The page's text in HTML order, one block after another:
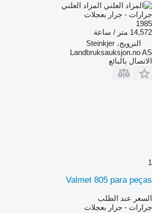
المزاد العلني
جرارات - جرار بعجلات
1985
14,572 متر / ساعة
النرويج، Steinkjer
Landbruksauksjon.no AS
الاتصال بالبائع
1
Valmet 805 para peças
السعر عند الطلب
جرارات - جرار بعجلات